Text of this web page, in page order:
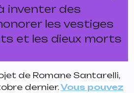
inventer des
les vestiges
et les dieux morts
de Romane Santarelli,
dernier.Vous pouvez